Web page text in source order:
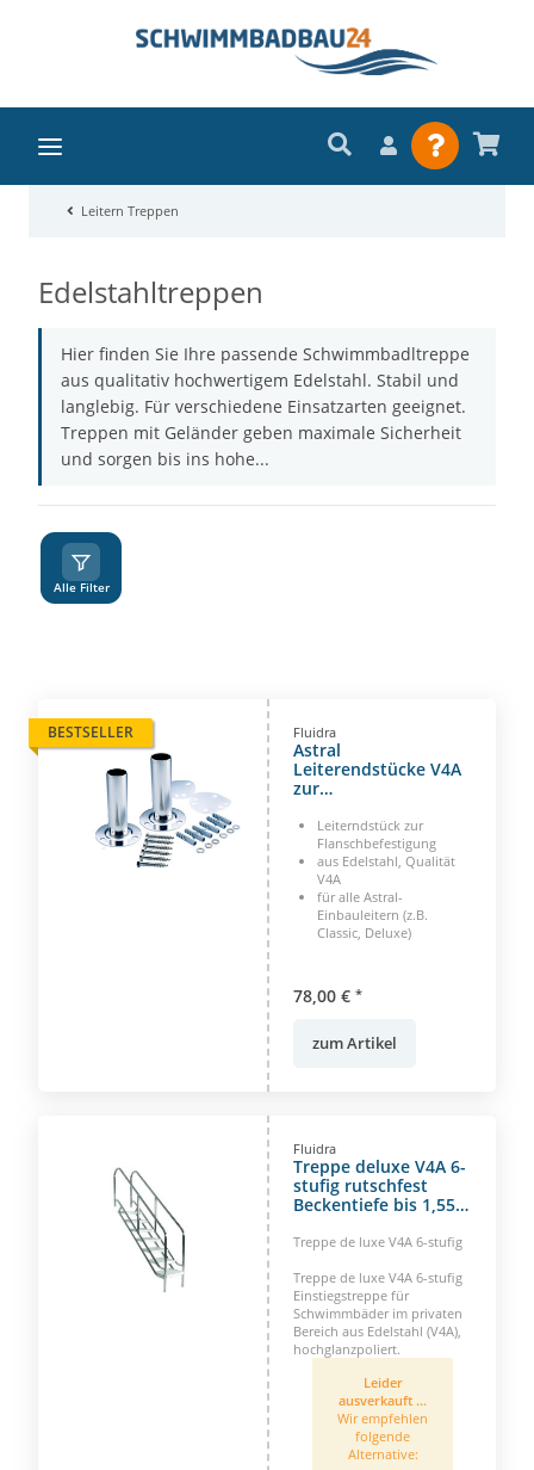
Leitern Treppen
Edelstahltreppen
Hier finden Sie Ihre passende Schwimmbadltreppe
aus qualitativ hochwertigem Edelstahl. Stabil und
langlebig. Für verschiedene Einsatzarten geeignet.
Treppen mit Geländer geben maximale Sicherheit
und sorgen bis ins hohe...
A
Alle Filter
BESTSELLER Fluidra
Astral
Leiterendstücke V4A
zur
Einbauleiter 43 mm
Flanschfüsse
Leiterndstück zur
Flanschbefestigung
aus Edelstahl, Qualität
V4A
für alle Astral-
Einbauleitern (z.B.
Classic, Deluxe)
78,00 € *
zum Artikel
Fluidra
Treppe deluxe V4A 6-
stufig rutschfest
Beckentiefe bis 1,55
Treppe de luxe V4A 6-stufig
Treppe de luxe V4A 6-stufig
Einstiegstreppe für
Schwimmbäder im privaten
Bereich aus Edelstahl (V4A),
hochglanzpoliert.
Leider
ausverkauft ...
Wir empfehlen
folgende
Alternative: